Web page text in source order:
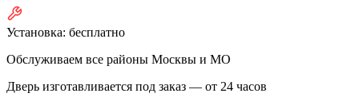
Установка: бесплатно
Обслуживаем все районы Москвы и МО
Дверь изготавливается под заказ — от 24 часов